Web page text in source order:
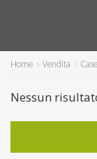
Home Vendita Case
Nessun